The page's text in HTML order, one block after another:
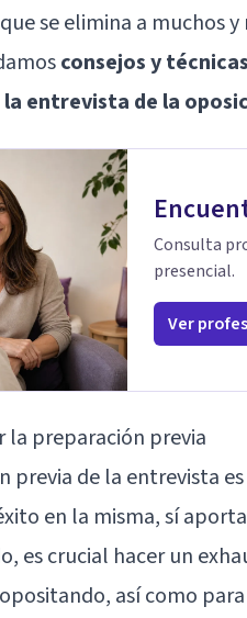
se elimina a muchos
consejos y
la entrevista de la
Consulta
presencial.
Ver
la preparación previa
previa de la entrevista
en la misma, sí
es crucial hacer un
así como